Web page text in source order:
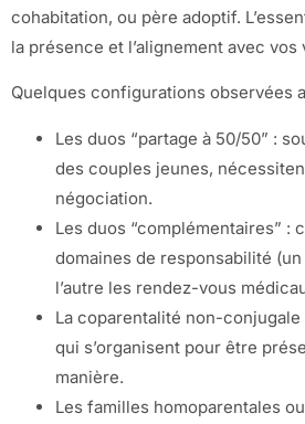
cohabitation, ou père adoptif.
la présence et l’alignement avec
Quelques configurations observées
Les duos “partage à 50/50” :
des couples jeunes,
négociation.
Les duos “complémentaires” :
domaines de responsabilité
l’autre les rendez-vous
La coparentalité non-
qui s’organisent pour être
manière.
Les familles homoparentales